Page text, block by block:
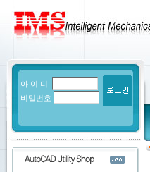
아 이 디
비밀번호